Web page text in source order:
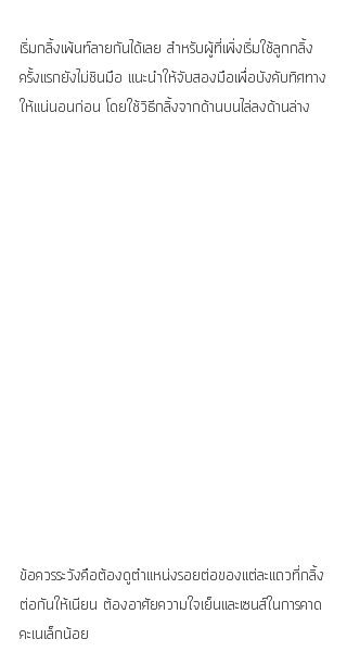
เริ่มกลิ้งเพ้นท์ลายกันได้เลย สำหรับผู้ที่เพิ่งเริ่มใช้ลูกกลิ้ง
ครั้งแรกยังไม่ชินมือ แนะนำให้จับสองมือเพื่อบังคับทิศทาง
ให้แน่นอนก่อน โดยใช้วิธีกลิ้งจากด้านบนไล่ลงด้านล่าง
ข้อควรระวังคือต้องดูตำแหน่งรอยต่อของแต่ละแถวที่กลิ้ง
ต่อกันให้เนียน ต้องอาศัยความใจเย็นและเซนส์ในการคาด
คะเนเล็กน้อย